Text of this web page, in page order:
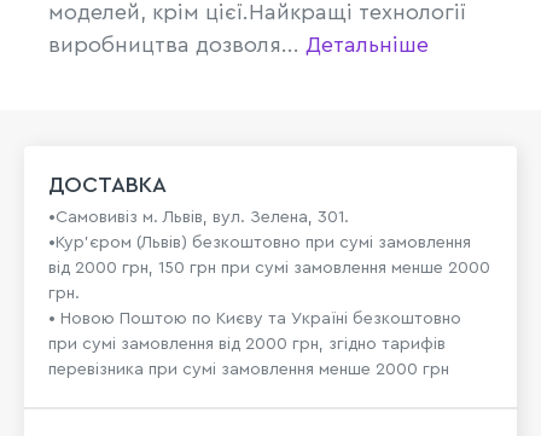
моделей, крім цієї.Найкращі технології
виробництва дозволя... Детальніше
ДОСТАВКА
•Самовивіз м. Львів, вул. Зелена, 301.
•Кур'єром (Львів) безкоштовно при сумі замовлення
від 2000 грн, 150 грн при сумі замовлення менше 2000
грн.
• Новою Поштою по Києву та Україні безкоштовно
при сумі замовлення від 2000 грн, згідно тарифів
перевізника при сумі замовлення менше 2000 грн